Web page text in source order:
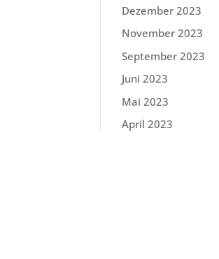
Dezember 2023
November 2023
September 2023
Juni 2023
Mai 2023
April 2023